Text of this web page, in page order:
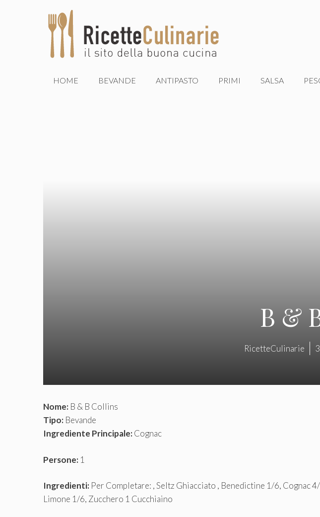
HOME BEVANDE ANTIPASTO PRIMI SALSA
B &
RicetteCulinarie
Nome: B & B Collins
Tipo: Bevande
Ingrediente Principale:Cognac
Persone: 1
Ingredienti: Per Completare: , Seltz Ghiacciato , Benedictine 1/6, Cognac
Limone 1/6, Zucchero 1 Cucchiaino